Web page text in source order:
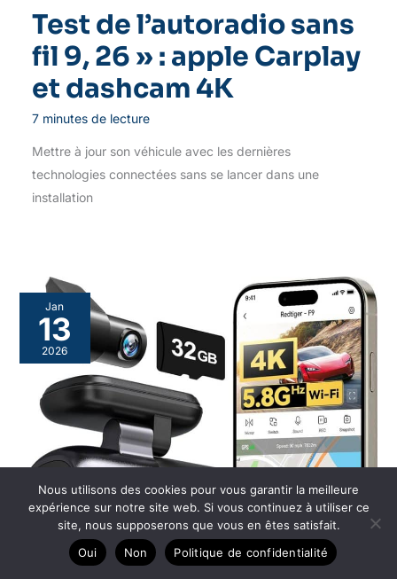
Test de l’autoradio sans
fil 9, 26 » : apple Carplay
et dashcam 4K
7 minutes de lecture
Mettre à jour son véhicule avec les dernières
technologies connectées sans se lancer dans une
installation
Jan
13
2026
Nous utilisons des cookies pour vous garantir la meilleure
expérience sur notre site web. Si vous continuez à utiliser ce
site, nous supposerons que vous en êtes satisfait.
Oui
Non Politique de confidentialité